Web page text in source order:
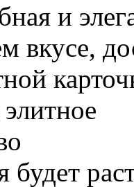
и
вкусе,